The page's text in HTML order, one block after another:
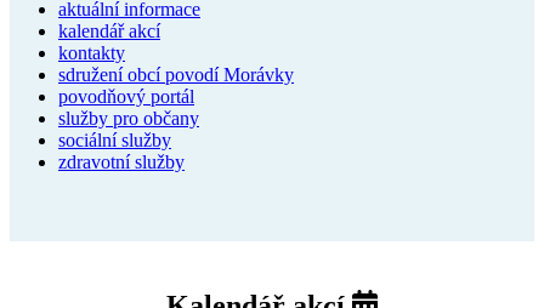
aktuální informace
kalendář akcí
kontakty
sdružení obcí povodí Morávky
povodňový portál
služby pro občany
sociální služby
zdravotní služby